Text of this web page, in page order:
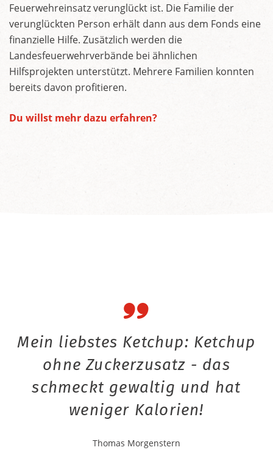
Feuerwehreinsatz verunglückt ist. Die Familie der
verunglückten Person erhält dann aus dem Fonds eine
finanzielle Hilfe. Zusätzlich werden die
Landesfeuerwehrverbände bei ähnlichen
Hilfsprojekten unterstützt. Mehrere Familien konnten
bereits davon profitieren.
Du willst mehr dazu erfahren?
Mein liebstes Ketchup: Ketchup
ohne Zuckerzusatz - das
schmeckt gewaltig und hat
weniger Kalorien!
Thomas Morgenstern